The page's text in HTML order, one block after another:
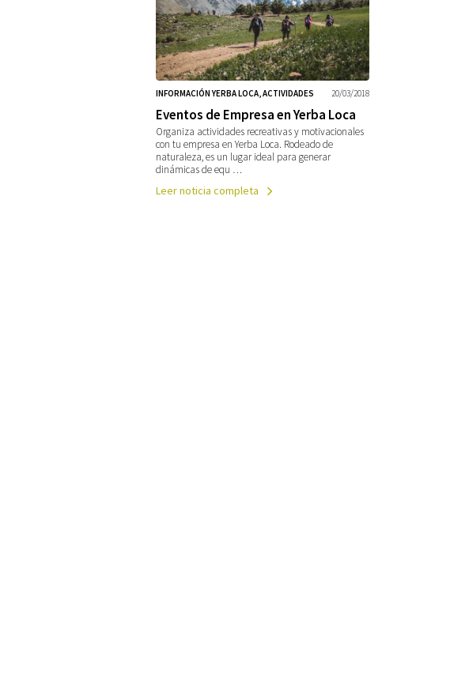
20/03/2018
INFORMACIÓN YERBA LOCA, ACTIVIDADES
Eventos de Empresa en Yerba Loca
Organiza actividades recreativas y motivacionales
con tu empresa en Yerba Loca. Rodeado de
naturaleza, es un lugar ideal para generar
dinámicas de equ …
Leer noticia completa